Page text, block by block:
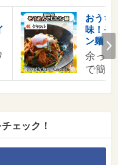
おうち
味！そ
ン麺
余っ
で簡
ェック！